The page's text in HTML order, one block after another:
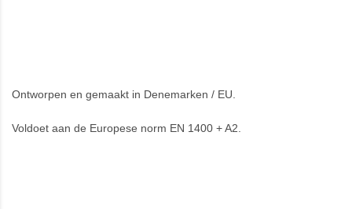
Ontworpen en gemaakt in Denemarken / EU.
Voldoet aan de Europese norm EN 1400 + A2.